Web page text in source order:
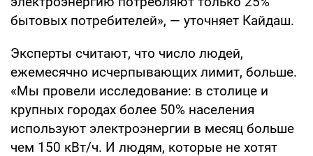
бытовых потребителей», — уточняет Кайдаш.
Эксперты считают, что число людей,
ежемесячно исчерпывающих лимит, больше.
«Мы провели исследование: в столице и
крупных городах более 50% населения
используют электроэнергии в месяц больше
чем 150 кВт/ч. И людям, которые не хотят